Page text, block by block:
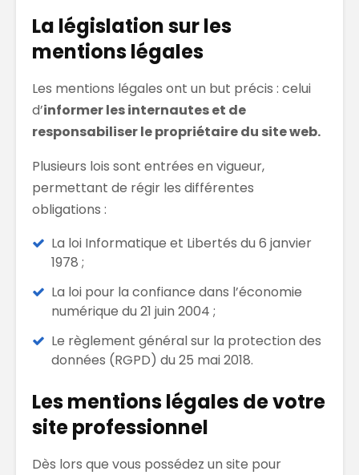
La législation sur les
mentions légales
Les mentions légales ont un but précis : celui
d’informer les internautes et de
responsabiliser le propriétaire du site web.
Plusieurs lois sont entrées en vigueur,
permettant de régir les différentes
obligations :
La loi Informatique et Libertés du 6 janvier
1978 ;
La loi pour la confiance dans l’économie
numérique du 21 juin 2004 ;
Le règlement général sur la protection des
données (RGPD) du 25 mai 2018.
Les mentions légales de votre
site professionnel
Dès lors que vous possédez un site pour